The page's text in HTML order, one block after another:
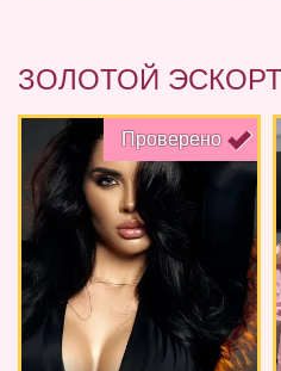
ЗОЛОТОЙ
Проверено